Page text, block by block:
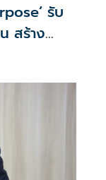
รับ
สร้าง